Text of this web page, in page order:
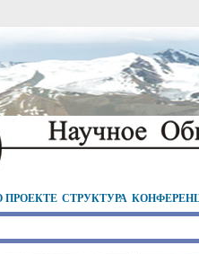
ПРОЕКТЕ СТРУКТУРА